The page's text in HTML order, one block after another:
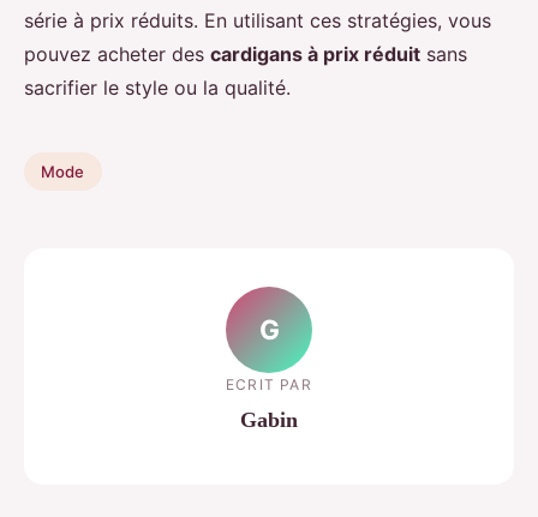
série à prix réduits. En utilisant ces stratégies, vous
pouvez acheter des cardigans à prix réduit sans
sacrifier le style ou la qualité.
Mode
G
ECRIT PAR
Gabin